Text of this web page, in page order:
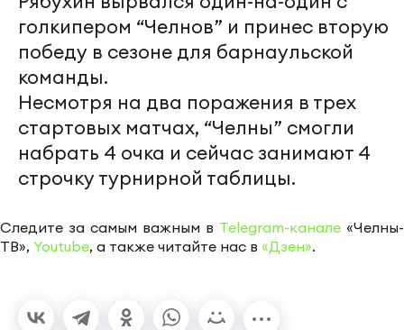
голкипером “Челнов” и принес вторую
победу в сезоне для барнаульской
команды.
Несмотря на два поражения в трех
стартовых матчах, “Челны” смогли
набрать 4 очка и сейчас занимают 4
строчку турнирной таблицы.
Следите за самым важным в Telegram-канале «Челны-
ТВ», Youtube, а также читайте нас в «Дзен».